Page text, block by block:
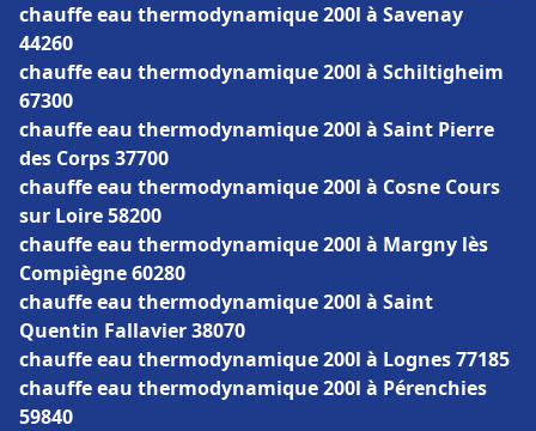
chauffe eau thermodynamique 200l à Savenay
44260
chauffe eau thermodynamique 200l à Schiltigheim
67300
chauffe eau thermodynamique 200l à Saint Pierre
des Corps 37700
chauffe eau thermodynamique 200l à Cosne Cours
sur Loire 58200
chauffe eau thermodynamique 200l à Margny lès
Compiègne 60280
chauffe eau thermodynamique 200l à Saint
Quentin Fallavier 38070
chauffe eau thermodynamique 200l à Lognes 77185
chauffe eau thermodynamique 200l à Pérenchies
59840